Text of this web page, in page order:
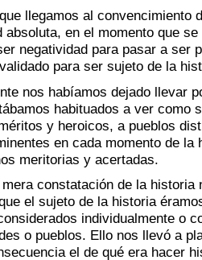
llegamos al convencimiento
absoluta, en el momento que
negatividad para pasar a ser
para ser sujeto de la
nos habíamos dejado llevar
habituados a ver como
y heroicos, a pueblos
en cada momento de la
meritorias y acertadas.
constatación de la historia
el sujeto de la historia
individualmente o
o pueblos. Ello nos llevó a
el de qué era hacer